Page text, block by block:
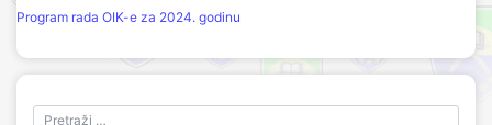
Program rada OIK-e za 2024. godinu